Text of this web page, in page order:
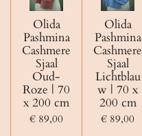
Olida
Pashmina
Cashmere
Sjaal
Oud-
Roze | 70
x 200 cm
€ 89,00
Olida
Pashmina
Cashmere
Sjaal
Lichtblau
w | 70 x
200 cm
€ 89,00